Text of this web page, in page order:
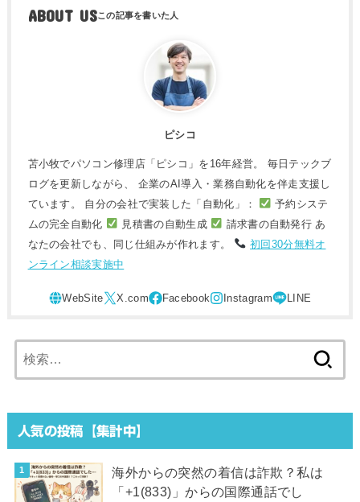
ABOUT US
ピシコ
苫小牧でパソコン修理店「ピシコ」を16年経営。 毎日テックブ
ログを更新しながら、 企業のAI導入・業務自動化を伴走支援し
ています。 自分の会社で実装した「自動化」：
予約システ
ムの完全自動化
見積書の自動生成
請求書の自動発行 あ
なたの会社でも、同じ仕組みが作れます。
初回30分無料オ
ンライン相談実施中
索:
人気の投稿【集計中】
海外からの突然の着信は詐欺？私は
「+1(833)」からの国際通話でし